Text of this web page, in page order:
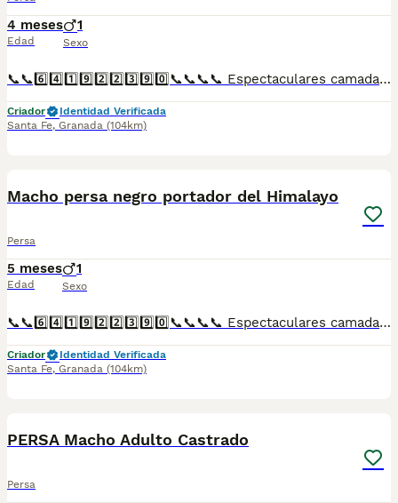
4 meses
Edad
1
Sexo
📞📞6️⃣4️⃣1️⃣9️⃣2️⃣2️⃣3️⃣9️⃣0️⃣📞📞📞📞 Espectaculares camadas de gatitos de presa bicolor nacionales descendientes de las mejores líneas de sangre. Disponibles tanto hembras como machos. Las camadas están bajo supervisión veterinaria desde su nacimiento hasta que son entregadas a su nueva familia. Criados por un equipo de profesionales y mejores personas que, con más de 20 años de experiencia , cuidan a los animales por vocación, aplicando una cría ética y responsable para que cada cachorro se desarrolle con la mejor salud y con un buen temperamento. Todos los cachorritos se entregan con unos dos meses y medio de edad y sus vacunas correspondientes, desparasitados interna y externamente, con certificado de salud, y garantía tanto por enfermedad vírica como congénito genética. Posibilidad de entregar en toda España mediante transporte propio preparado para animales y con chofer privado. Los precios pueden variar según las características y morfología de cada cachorro. Añádenos al whats app o llámanos, y encantados atenderemos todas tus dudas y consultas. Teléfono / Whats app: 641 92 23 90
Criador
Identidad Verificada
Santa Fe, Granada (104km)
Macho persa negro portador del Himalayo
Persa
5 meses
Edad
1
Sexo
📞📞6️⃣4️⃣1️⃣9️⃣2️⃣2️⃣3️⃣9️⃣0️⃣📞📞📞📞 Espectaculares camadas de gatitos de persa negro portados del himalayo nacionales descendientes de las mejores líneas de sangre. Disponibles tanto hembras como machos. Las camadas están bajo supervisión veterinaria desde su nacimiento hasta que son entregadas a su nueva familia. Criados por un equipo de profesionales y mejores personas que, con más de 20 años de experiencia , cuidan a los animales por vocación, aplicando una cría ética y responsable para que cada cachorro se desarrolle con la mejor salud y con un buen temperamento. Todos los cachorritos se entregan con unos dos meses y medio de edad y sus vacunas correspondientes, desparasitados interna y externamente, con certificado de salud, y garantía tanto por enfermedad vírica como congénito genética. Posibilidad de entregar en toda España mediante transporte propio preparado para animales y con chofer privado. Los precios pueden variar según las características y morfología de cada cachorro. Añádenos al whats app o llámanos, y encantados atenderemos todas tus dudas y consultas. Teléfono / Whats app: 641 92 23 90
Criador
Identidad Verificada
Santa Fe, Granada (104km)
PERSA Macho Adulto Castrado
Persa